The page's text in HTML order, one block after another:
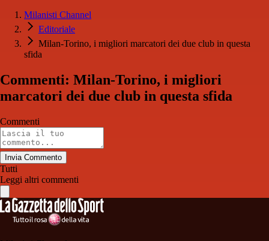
Milanisti Channel
Editoriale
Milan-Torino, i migliori marcatori dei due club in questa
sfida
Commenti: Milan-Torino, i migliori
marcatori dei due club in questa sfida
Commenti
Invia Commento
Tutti
Leggi altri commenti